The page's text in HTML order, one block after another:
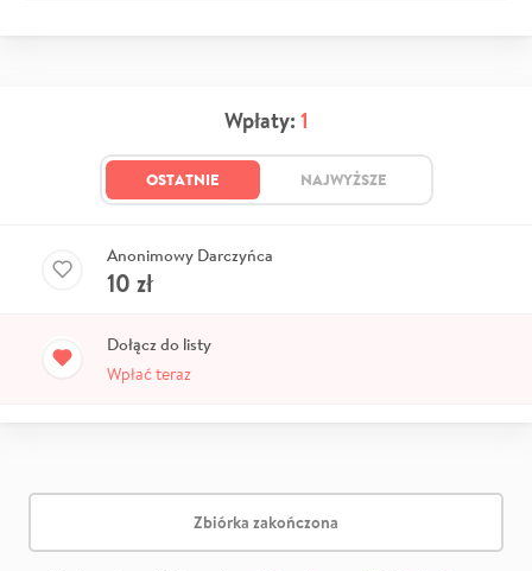
Wpłaty: 1
OSTATNIE NAJWYŻSZE
Anonimowy Darczyńca
10 zł
Dołącz do listy
Wpłać teraz
Zbiórka zakończona